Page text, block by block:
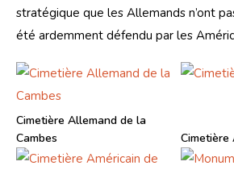
stratégique que les Allemands n’ont
été ardemment défendu par les
Cimetière Allemand de la
Cambes
Cimetière